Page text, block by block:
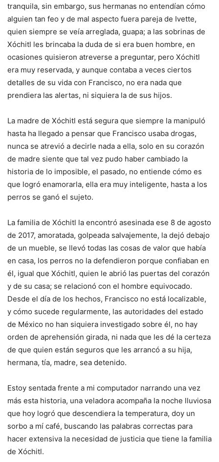
tranquila, sin embargo, sus hermanas no entendían cómo
alguien tan feo y de mal aspecto fuera pareja de Ivette,
quien siempre se veía arreglada, guapa; a las sobrinas de
Xóchitl les brincaba la duda de si era buen hombre, en
ocasiones quisieron atreverse a preguntar, pero Xóchitl
era muy reservada, y aunque contaba a veces ciertos
detalles de su vida con Francisco, no era nada que
prendiera las alertas, ni siquiera la de sus hijos.
La madre de Xóchitl está segura que siempre la manipuló
hasta ha llegado a pensar que Francisco usaba drogas,
nunca se atrevió a decirle nada a ella, solo en su corazón
de madre siente que tal vez pudo haber cambiado la
historia de lo imposible, el pasado, no entiende cómo es
que logró enamorarla, ella era muy inteligente, hasta a los
perros se ganó el sujeto.
La familia de Xóchitl la encontró asesinada ese 8 de agosto
de 2017, amoratada, golpeada salvajemente, la dejó debajo
de un mueble, se llevó todas las cosas de valor que había
en casa, los perros no la defendieron porque confiaban en
él, igual que Xóchitl, quien le abrió las puertas del corazón
y de su casa; se relacionó con el hombre equivocado.
Desde el día de los hechos, Francisco no está localizable,
y cómo sucede regularmente, las autoridades del estado
de México no han siquiera investigado sobre él, no hay
orden de aprehensión girada, ni nada que les dé la certeza
de que quien están seguros que les arrancó a su hija,
hermana, tía, madre, sea detenido.
Estoy sentada frente a mi computador narrando una vez
más esta historia, una veladora acompaña la noche lluviosa
que hoy logró que descendiera la temperatura, doy un
sorbo a mí café, buscando las palabras correctas para
hacer extensiva la necesidad de justicia que tiene la familia
de Xóchitl.